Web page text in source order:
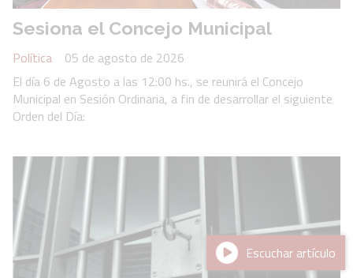
Sesiona el Concejo Municipal
Política
05 de agosto de 2026
El día 6 de Agosto a las 12:00 hs., se reunirá el Concejo
Municipal en Sesión Ordinaria, a fin de desarrollar el siguiente
Orden del Día:
Escuchar artículo